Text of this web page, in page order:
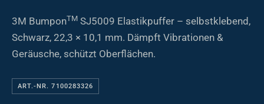
3M BumponTM SJ5009 Elastikpuffer – selbstklebend,
Schwarz, 22,3 × 10,1 mm. Dämpft Vibrationen &
Geräusche, schützt Oberflächen.
ART.-NR. 7100283326